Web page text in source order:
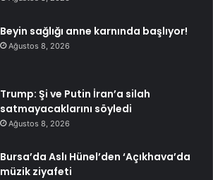
Beyin sağlığı anne karnında başlıyor!
Ağustos 8, 2026
Trump: Şi ve Putin İran’a silah
satmayacaklarını söyledi
Ağustos 8, 2026
Bursa’da Aslı Hünel’den ‘Açıkhava’da
müzik ziyafeti